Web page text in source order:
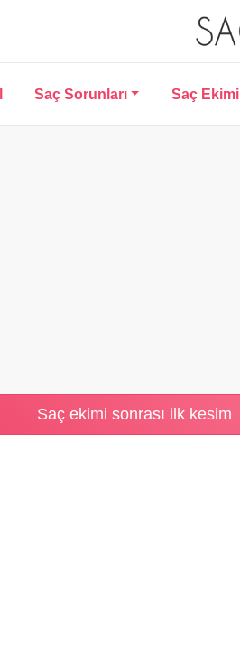
Saç Sorunları Saç Ekimi
Saç ekimi sonrası ilk kesim